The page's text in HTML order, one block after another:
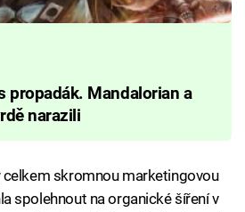
propadák. Mandalorian a
narazili
skromnou marketingovou
spolehnout na organické šíření v